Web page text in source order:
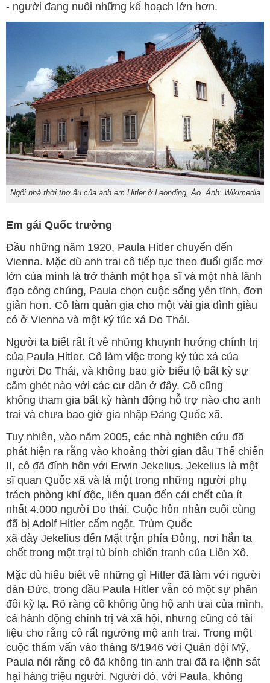
- người đang nuôi những kế hoạch lớn hơn.
Ngôi nhà thời thơ ấu của anh em Hitler ở Leonding, Áo. Ảnh: Wikimedia
Em gái Quốc trưởng
Đầu những năm 1920, Paula Hitler chuyển đến
Vienna. Mặc dù anh trai cô tiếp tục theo đuổi giấc mơ
lớn của mình là trở thành một họa sĩ và một nhà lãnh
đạo công chúng, Paula chọn cuộc sống yên tĩnh, đơn
giản hơn. Cô làm quản gia cho một vài gia đình giàu
có ở Vienna và một ký túc xá Do Thái.
Người ta biết rất ít về những khuynh hướng chính trị
của Paula Hitler. Cô làm việc trong ký túc xá của
người Do Thái, và không bao giờ biểu lộ bất kỳ sự
căm ghét nào với các cư dân ở đây. Cô cũng
không tham gia bất kỳ hành động hỗ trợ nào cho anh
trai và chưa bao giờ gia nhập Đảng Quốc xã.
Tuy nhiên, vào năm 2005, các nhà nghiên cứu đã
phát hiện ra rằng vào khoảng thời gian đầu Thế chiến
II, cô đã đính hôn với Erwin Jekelius. Jekelius là một
sĩ quan Quốc xã và là một trong những người phụ
trách phòng khí độc, liên quan đến cái chết của ít
nhất 4.000 người Do thái. Cuộc hôn nhân cuối cùng
đã bị Adolf Hitler cấm ngặt. Trùm Quốc
xã đày Jekelius đến Mặt trận phía Đông, nơi hắn ta
chết trong một trại tù binh chiến tranh của Liên Xô.
Mặc dù hiểu biết về những gì Hitler đã làm với người
dân Đức, trong đầu Paula Hitler vẫn có một sự phân
đôi kỳ lạ. Rõ ràng cô không ủng hộ anh trai của mình,
cả hành động chính trị và xã hội, nhưng cũng có tài
liệu cho rằng cô rất ngưỡng mộ anh trai. Trong một
cuộc thẩm vấn vào tháng 6/1946 với Quân đội Mỹ,
Paula nói rằng cô đã không tin anh trai đã ra lệnh sát
hại hàng triệu người. Người đó, với Paula, không